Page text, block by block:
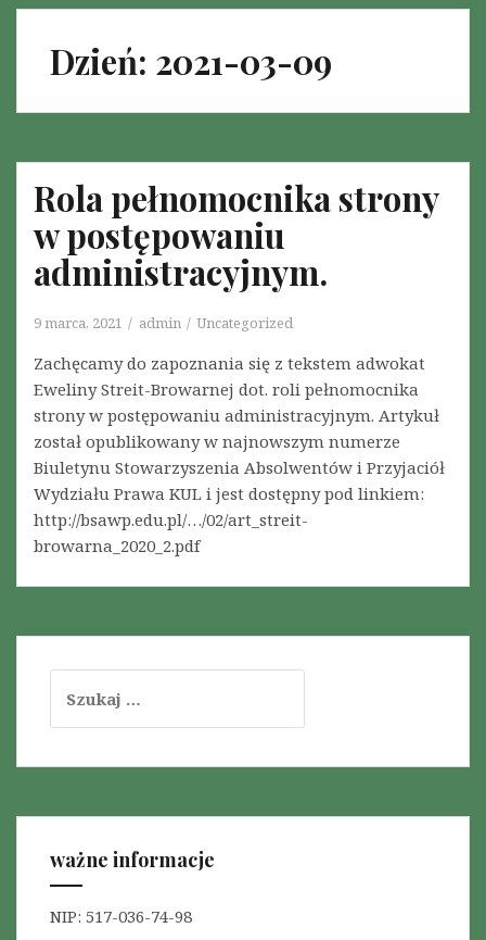
Dzień: 2021-03-09
Rola pełnomocnika strony
w postępowaniu
administracyjnym.
9 marca, 2021 admin Uncategorized
Zachęcamy do zapoznania się z tekstem adwokat
Eweliny Streit-Browarnej dot. roli pełnomocnika
strony w postępowaniu administracyjnym. Artykuł
został opublikowany w najnowszym numerze
Biuletynu Stowarzyszenia Absolwentów i Przyjaciół
Wydziału Prawa KUL i jest dostępny pod linkiem:
http://bsawp.edu.pl/…/02/art_streit-
browarna_2020_2.pdf
u
k
j
ważne informacje
NIP: 517-036-74-98